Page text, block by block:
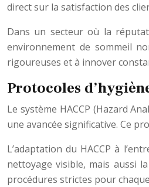
direct sur la satisfaction des
Dans un secteur où la
environnement de sommeil
rigoureuses et à innover
Protocoles
Le système HACCP (Hazard
une avancée significative. Ce
L’adaptation du HACCP à
nettoyage visible, mais aussi
procédures strictes pour